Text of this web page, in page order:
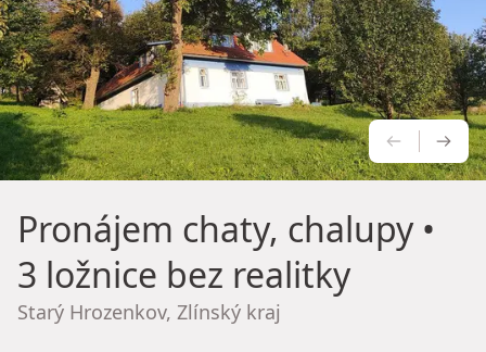
Pronájem chaty, chalupy•
3 ložnice bez realitky
Starý Hrozenkov, Zlínský kraj